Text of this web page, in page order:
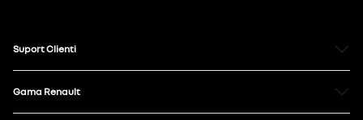
Suport Clienti
Gama Renault